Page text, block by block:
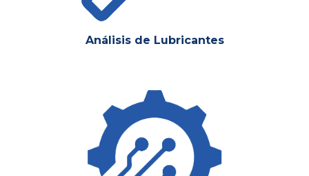
Análisis de Lubricantes